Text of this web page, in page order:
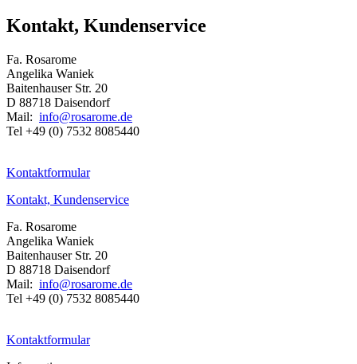
Kontakt, Kundenservice
Fa. Rosarome
Angelika Waniek
Baitenhauser Str. 20
D 88718 Daisendorf
Mail: info@rosarome.de
Tel +49 (0) 7532 8085440
Kontaktformular
Kontakt, Kundenservice
Fa. Rosarome
Angelika Waniek
Baitenhauser Str. 20
D 88718 Daisendorf
Mail: info@rosarome.de
Tel +49 (0) 7532 8085440
Kontaktformular